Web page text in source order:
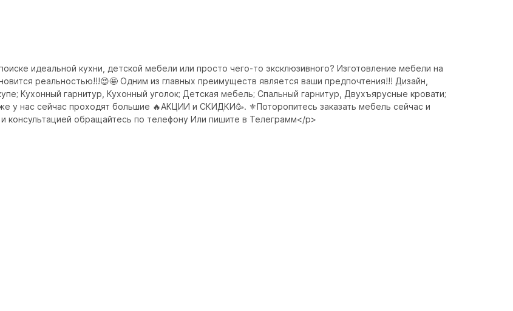
идеальной кухни, детской мебели или просто чего-то эксклюзивного? Изготовление мебели на
реальностью!!!😍🤩 Одним из главных преимуществ является ваши предпочтения!!! Дизайн,
Кухонный гарнитур, Кухонный уголок; Детская мебель; Спальный гарнитур, Двухъярусные кровати;
у нас сейчас проходят большие 🔥АКЦИИ и СКИДКИ🥳. ⚜️Поторопитесь заказать мебель сейчас и
обращайтесь по телефону Или пишите в Телеграмм</p>